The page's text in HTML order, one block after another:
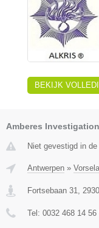
BEKIJK
Amberes
Niet gevestigd in
Antwerpen »
Fortsebaan 31 2930
Tel: 0032 468 14 56